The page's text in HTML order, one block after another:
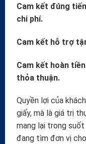
Cam kết đúng
chi phí.
Cam kết hỗ trợ
Cam kết hoàn
thỏa thuận.
Quyền lợi của
giấy, mà là giá trị
mang lại trong suốt
đang tìm đơn vị